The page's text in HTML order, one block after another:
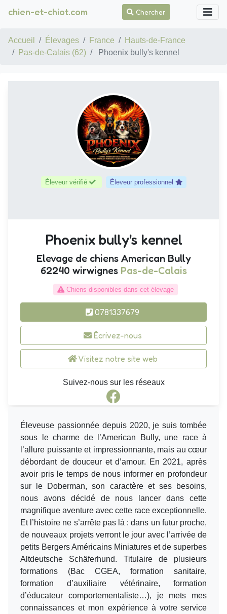
chien-et-chiot.com Chercher
Accueil Élevages France
Hauts-de-France
Pas-de-Calais (62)
Phoenix bully's kennel
Éleveur vérifié Éleveur professionnel
Phoenix bully's kennel
Elevage de chiens American Bully
62240 wirwignes Pas-de-Calais
Chiens disponibles dans cet élevage
0781337679
Écrivez-nous
Visitez notre site web
Suivez-nous sur les réseaux
Éleveuse passionnée depuis 2020, je suis tombée
sous le charme de l’American Bully, une race à
l’allure puissante et impressionnante, mais au cœur
débordant de douceur et d’amour. En 2021, après
avoir pris le temps de nous informer en profondeur
sur le Doberman, son caractère et ses besoins,
nous avons décidé de nous lancer dans cette
magnifique aventure avec cette race exceptionnelle.
Et l’histoire ne s’arrête pas là : dans un futur proche,
de nouveaux projets verront le jour avec l’arrivée de
petits Bergers Américains Miniatures et de superbes
Altdeutsche Schäferhund. Titulaire de plusieurs
formations (Bac CGEA, formation sanitaire,
formation d’auxiliaire vétérinaire, formation
d’éducateur comportementaliste…), je mets mes
connaissances et mon expérience à votre service